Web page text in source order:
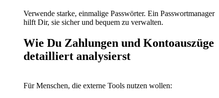
Verwende starke, einmalige Passwörter. Ein Passwortmanager
hilft Dir, sie sicher und bequem zu verwalten.
Wie Du Zahlungen und Kontoauszüge
detailliert analysierst
Für Menschen, die externe Tools nutzen wollen: